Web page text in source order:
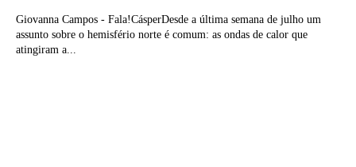
Giovanna Campos - Fala!CásperDesde a última semana de julho um
assunto sobre o hemisfério norte é comum: as ondas de calor que
atingiram a...